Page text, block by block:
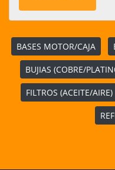
BASES MOTOR/CAJA
BUJIAS (COBRE/
FILTROS (ACEITE/AIRE)